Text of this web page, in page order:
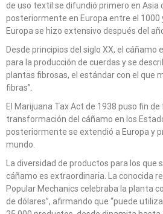
de uso textil se difundió primero en Asia
posteriormente en Europa entre el 1000
Europa se hizo extensivo después del
Desde principios del siglo XX, el cáñamo
para la producción de cuerdas y se
plantas fibrosas, el estándar con el que
fibras”.
El Marijuana Tax Act de 1938 puso fin
transformación del cáñamo en los
posteriormente se extendió a Europa y
mundo.
La diversidad de productos para los que
cáñamo es extraordinaria. La conocida
Popular Mechanics celebraba la planta
de dólares”, afirmando que “puede